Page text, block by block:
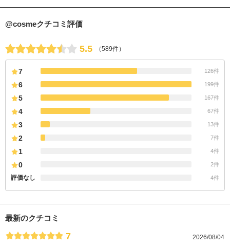
@cosmeクチコミ評価
5.5 （589件）
7 126件
6 199件
5 167件
4 67件
3 13件
2 7件
1 4件
0 2件
評価なし 4件
最新のクチコミ
7 2026/08/04